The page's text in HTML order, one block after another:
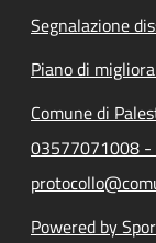
Segnalazione
Piano di
Comune di
03577071008 -
Powered by